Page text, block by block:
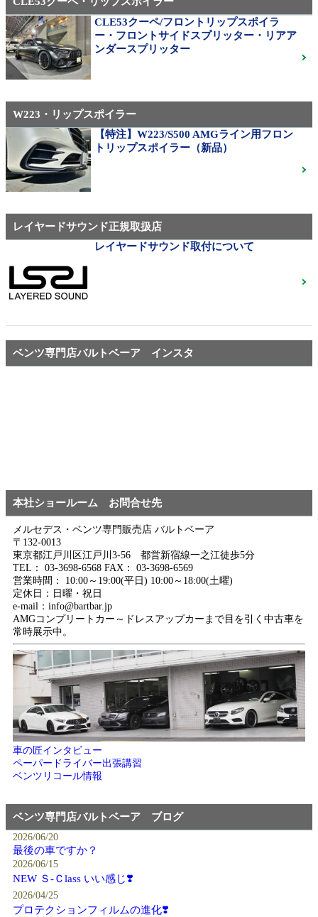
AMG（メルセデスAMG）
21インチ鍛造 TWS EXlete 210M ミシュランパイロッ
310M Exe Monoblock Exlete鍛造23インチ W463A G63
用サイズ（379）
ベンツ中古ホイル・タイヤ
CLE53クーペ/フロントリップスポイラ
ー・フロントサイドスプリッター・リアア
ンダースプリッター
W223・リップスポイラー
【特注】W223/S500 AMGライン用フロン
トリップスポイラー（新品）
レイヤードサウンド正規取扱店
レイヤードサウンド取付について
ベンツ専門店バルトベーア インスタ
本社ショールーム お問合せ先
メルセデス・ベンツ専門販売店 バルトベーア
〒132-0013
東京都江戸川区江戸川3-56 都営新宿線一之江徒歩5分
TEL： 03-3698-6568 FAX： 03-3698-6569
営業時間： 10:00～19:00(平日) 10:00～18:00(土曜)
定休日：日曜・祝日
e-mail：info@bartbar.jp
AMGコンプリートカー～ドレスアップカーまで目を引く中古車を
常時展示中。
車の匠インタビュー
ペーパードライバー出張講習
ベンツリコール情報
ベンツ専門店バルトベーア ブログ
2026/06/20
最後の車ですか？
2026/06/15
NEW Ｓ-Ｃlass いい感じ❣️
2026/04/25
プロテクションフィルムの進化❣️